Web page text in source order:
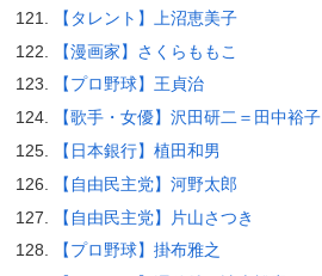
【タレント】上沼恵美子
【漫画家】さくらももこ
【プロ野球】王貞治
【歌手・女優】沢田研二＝田中裕子
【日本銀行】植田和男
【自由民主党】河野太郎
【自由民主党】片山さつき
【プロ野球】掛布雅之